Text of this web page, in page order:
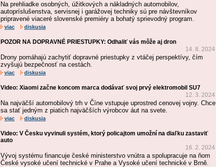
Na prehliadke osobných, úžitkových a nákladných automobilov,
autopríslušenstva, servisnej i garážovej techniky sú pre návštevníkov
pripravené viaceré slovenské premiéry a bohatý sprievodný program.
viac diskusia
POZOR NA DOPRAVNÉ PRIESTUPKY: Odhaliť vás môže aj dron
14. 8. 2024
Drony pomáhajú zachytiť dopravné priestupky z vtáčej perspektívy, čím
zvyšujú bezpečnosť na cestách.
viac diskusia
Video: Xiaomi začne koncom marca dodávať svoj prvý elektromobil SU7
12. 3. 2024
Na najväčší automobilový trh v Číne vstupuje uprostred cenovej vojny. Chce
sa stať jedným z piatich najväčších výrobcov áut na svete.
viac diskusia
Video: V Česku vyvinuli systém, ktorý policajtom umožní na diaľku zastaviť
auto
16. 2. 2024
Vývoj systému financuje české ministerstvo vnútra a spolupracuje na ňom
České vysoké učení technické v Prahe a Vysoké učení technické v Brně.